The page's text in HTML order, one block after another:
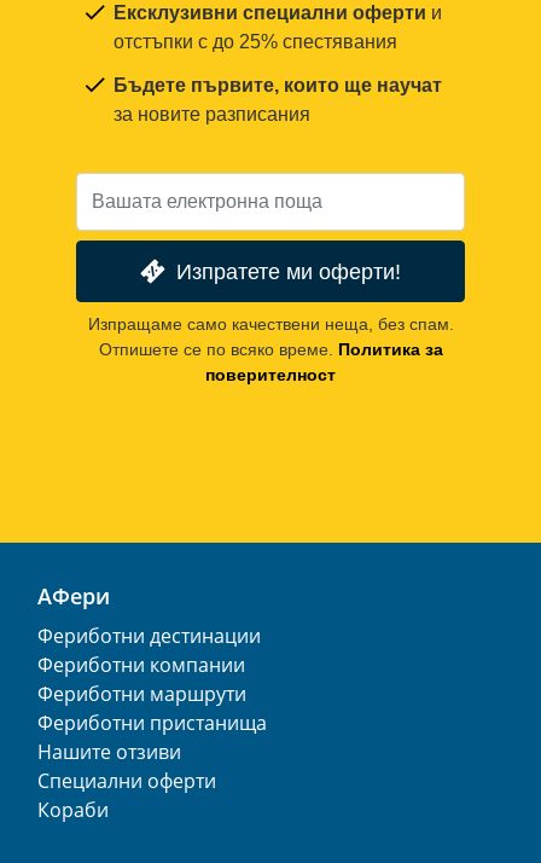
Ексклузивни специални оферти и
отстъпки с до 25% спестявания
Бъдете първите, които ще научат
за новите разписания
Изпратете ми оферти!
Изпращаме само качествени неща, без спам.
Отпишете се по всяко време. Политика за
поверителност
АФери
Фериботни дестинации
Фериботни компании
Фериботни маршрути
Фериботни пристанища
Нашите отзиви
Специални оферти
Кораби